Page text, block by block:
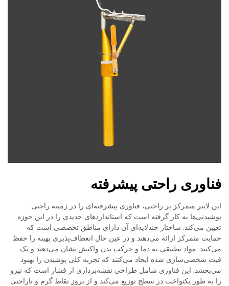
فناوری راحتی پیشرفته
این لاینر متمرکز بر راحتی، فناوری پیشرفته‌ای را در زمینه راحتی
پوشیدنی‌ها به کار گرفته است که استانداردهای جدیدی را در این حوزه
تعیین می‌کند. ساختار چندلایه‌ای آن دارای مناطق تخصصی است که
حمایت متمرکز ارائه می‌دهند و در عین حال انعطاف‌پذیری بهینه را حفظ
می‌کنند. مواد تطبیقی به دما و حرکت بدن واکنش نشان می‌دهند و یک
فیت شخصی‌سازی شده ایجاد می‌کنند که تجربه کلی پوشیدن را بهبود
می‌بخشد. این فناوری شامل طراحی نقشه‌برداری از فشار است که نیرو
را به طور یکنواخت در سطح توزیع می‌کند و از بروز نقاط گرم و ناراحتی